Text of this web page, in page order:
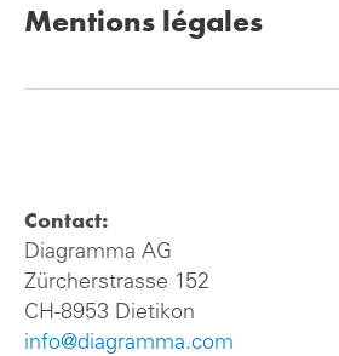
Mentions légales
Contact:
Diagramma AG
Zürcherstrasse 152
CH-8953 Dietikon
info@diagramma.com